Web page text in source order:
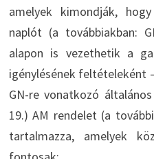
amelyek kimondják,
naplót (a továbbiakban:
alapon is vezethetik a
igénylésének feltételeként
GN-re vonatkozó
19.) AM rendelet (a
tartalmazza, amelyek